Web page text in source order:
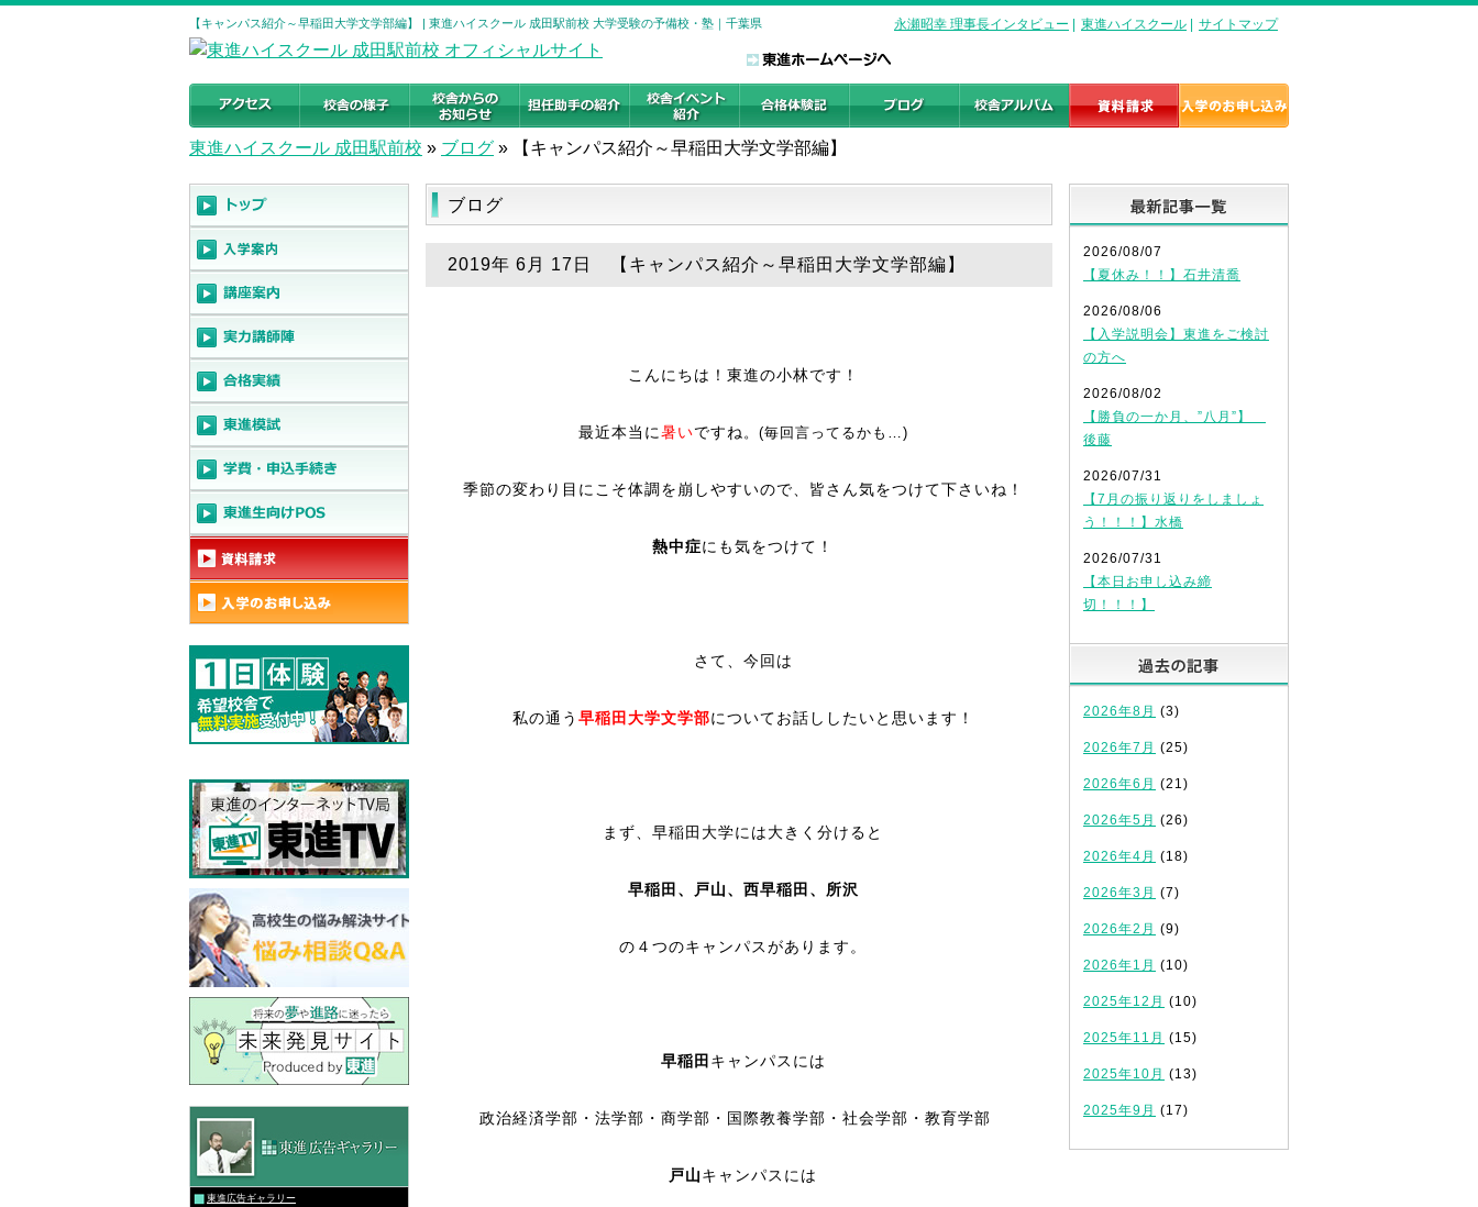
【キャンパス紹介～早稲田大学文学部編】 | 東進ハイスクール 成田駅前校 大学受験の予備校・塾｜千葉県 永瀬昭幸 理事長インタビュー 東進ハイスクール サイトマップ
東進ハイスクール 成田駅前校 » ブログ » 【キャンパス紹介～早稲田大学文学部編】
ブログ
2019年 6月 17日 【キャンパス紹介～早稲田大学文学部編】
こんにちは！東進の小林です！
最近本当に暑いですね 。(毎回言ってるかも…)
季節の変わり目にこそ体調を崩しやすいので、皆さん気をつけて下さいね！
熱中症にも気をつけて！
さて、今回は
私の通う 早稲田大学文学部についてお話ししたいと思います！
まず、早稲田大学には大きく分けると
早稲田、戸山、西早稲田、所沢
の４つのキャンパスがあります。
早稲田 キャンパスには
政治経済学部・法学部・商学部・国際教養学部・社会学部・教育学部
戸山キャンパスには
2026/08/07
【夏休み！！】石井清喬
2026/08/06
【入学説明会】東進をご検討
の方へ
2026/08/02
【勝負の一か月、”八月”】
後藤
2026/07/31
【7月の振り返りをしましょ
う！！！】水橋
2026/07/31
【本日お申し込み締
切！！！】
2026年8月 (3)
2026年7月 (25)
2026年6月 (21)
2026年5月 (26)
2026年4月 (18)
2026年3月 (7)
2026年2月 (9)
2026年1月 (10)
2025年12月 (10)
2025年11月 (15)
2025年10月 (13)
2025年9月 (17)
東進広告ギャラリー